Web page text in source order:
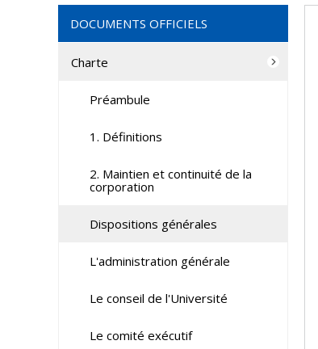
DOCUMENTS OFFICIELS
Charte
Préambule
1. Définitions
2. Maintien et continuité de la
corporation
Dispositions générales
L'administration générale
Le conseil de l'Université
Le comité exécutif